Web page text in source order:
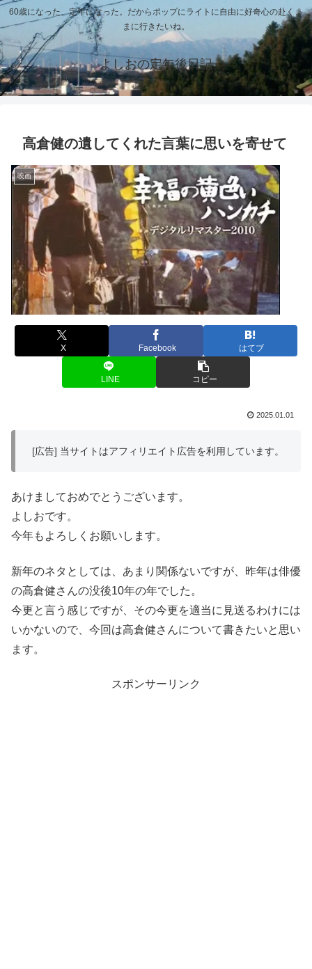
60歳になった、定年になった。だからポップにライトに自由に好奇心の赴くま
まに行きたいね。
よしおの定年後日記
高倉健の遺してくれた言葉に思いを寄せて
映画
X Facebook はてブ
LINE コピー
2025.01.01
[広告] 当サイトはアフィリエイト広告を利用しています。
あけましておめでとうございます。
よしおです。
今年もよろしくお願いします。
新年のネタとしては、あまり関係ないですが、昨年は俳優
の高倉健さんの没後10年の年でした。
今更と言う感じですが、その今更を適当に見送るわけには
いかないので、今回は高倉健さんについて書きたいと思い
ます。
スポンサーリンク